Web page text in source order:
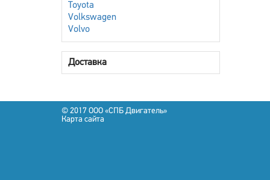
Toyota
Volkswagen
Volvo
Доставка
© 2017 OOO «СПБ Двигатель»
Карта сайта